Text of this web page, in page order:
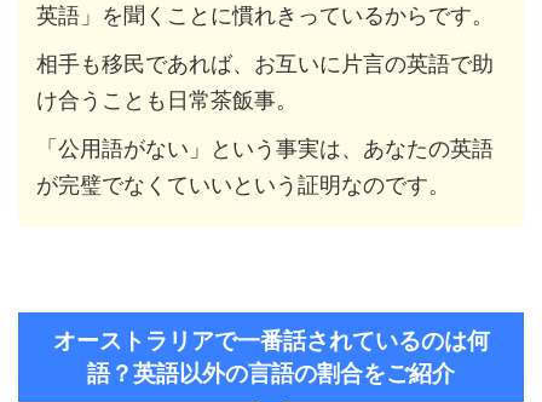
英語」を聞くことに慣れきっているからです。
相手も移民であれば、お互いに片言の英語で助
け合うことも日常茶飯事。
「公用語がない」という事実は、あなたの英語
が完璧でなくていいという証明なのです。
オーストラリアで一番話されているのは何
語？英語以外の言語の割合をご紹介